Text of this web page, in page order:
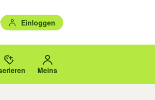
Einloggen
auswählen.
mit den Pfeiltasten nach oben/
PLZ. Meins